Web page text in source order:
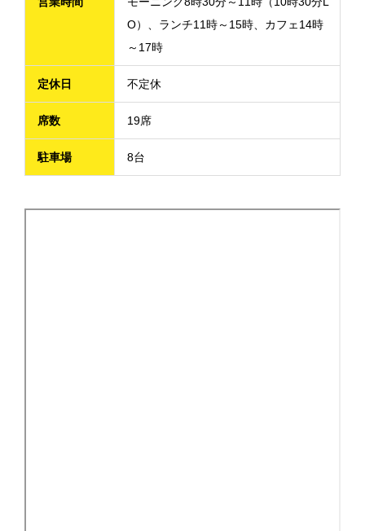
O）、ランチ11時～15時、カフェ14時
～17時
定休日 不定休
席数 19席
駐車場 8台